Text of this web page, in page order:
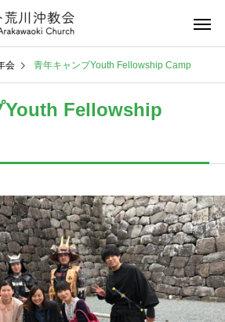
会 青年キャンプYouth Fellowship Camp
Youth Fellowship